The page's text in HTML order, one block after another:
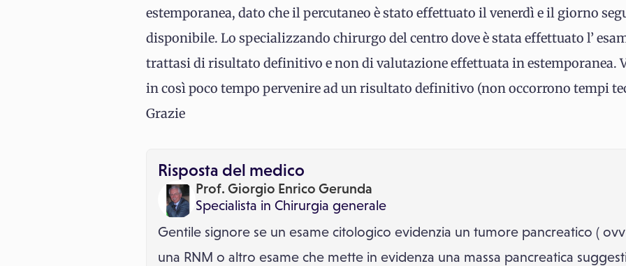
estemporanea, dato che il percutaneo è stato effettuato il venerdì e il giorno
disponibile. Lo specializzando chirurgo del centro dove è stata effettuato l’
trattasi di risultato definitivo e non di valutazione effettuata in estemporanea.
in così poco tempo pervenire ad un risultato definitivo (non occorrono tempi
Grazie
Risposta del medico
Prof. Giorgio Enrico Gerunda
Specialista in Chirurgia generale
Gentile signore se un esame citologico evidenzia un tumore pancreatico (
una RNM o altro esame che mette in evidenza una massa pancreatica